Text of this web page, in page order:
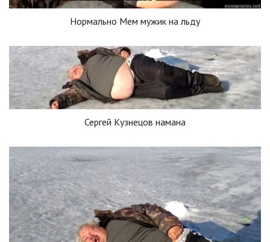
Нормально Мем мужик на льду
Сергей Кузнецов намана